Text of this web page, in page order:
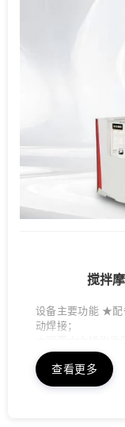
搅拌
设备主要功能 ★配
动焊接；
★具有手动和自动
★配备Z轴压力传感
★配备手持操作单
查看更多